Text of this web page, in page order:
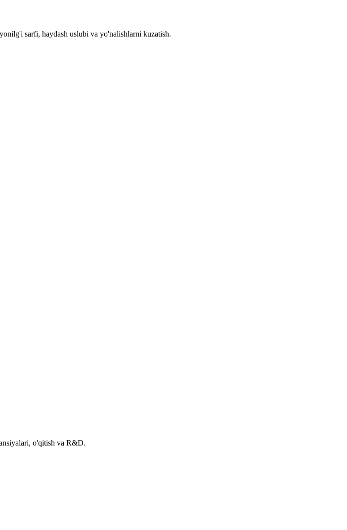
sarfi, haydash uslubi va yo'nalishlarni kuzatish.
o'qitish va R&D.